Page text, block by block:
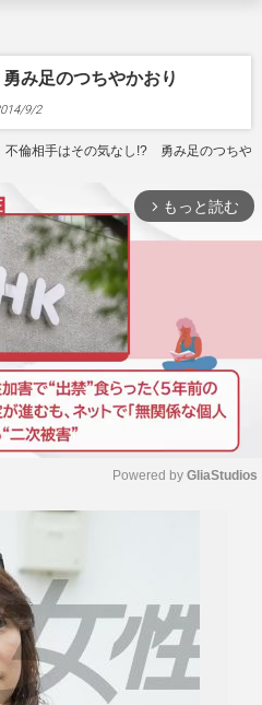
み足のつちやかおり
9/2
不倫相手はその気なし!? 勇み足のつちや
arrow_forward_ios もっと読む
Powered by GliaStudios